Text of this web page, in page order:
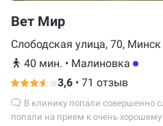
Вет Мир
Слободская улица, 70, Минск
40 мин. • Малиновка
3,6 • 71 отзыв
попали на прием к очень хорошему